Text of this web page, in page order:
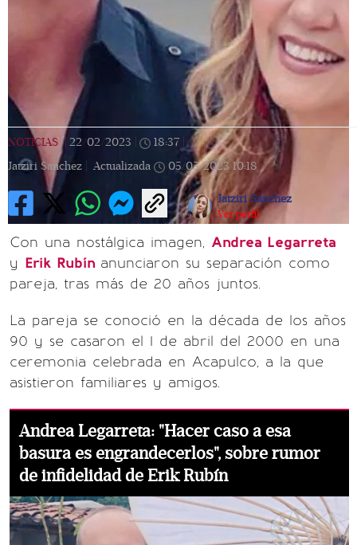
NOTICIAS | 22/02/2023 18:37
Jatziri Sanchez |
Actualizada 05/05/2023 10:18
Jatziri Sánchez
Ver perfil
Con una nostálgica imagen, Andrea Legarreta
y Erik Rubín anunciaron su separación como
pareja, tras más de 20 años juntos.
La pareja se conoció en la década de los años
90 y se casaron el 1 de abril del 2000 en una
ceremonia celebrada en Acapulco, a la que
asistieron familiares y amigos.
Andrea Legarreta: "Hacer caso a esa
basura es engrandecerlos", sobre rumor
de infidelidad de Erik Rubín